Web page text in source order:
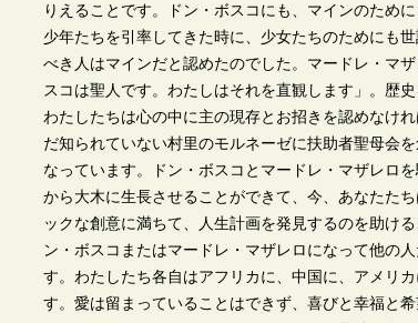
りえることです。ドン・ボスコにも、マインのため
少年たちを引率してきた時に、少女たちのためにも
べき人はマインだと認めたのでした。マードレ・マ
スコは聖人です。わたしはそれを直観します」。歴
わたしたちは心の中に主の現存とお招きを認めなけ
だ知られていない村里のモルネーゼに扶助者聖母会
なっています。ドン・ボスコとマードレ・マザレロ
から大木に生長させることができて、今、あなたた
ックな創意に満ちて、人生計画を発見するのを助け
ン・ボスコまたはマードレ・マザレロになって他の
す。わたしたち各自はアフリカに、中国に、アメリ
す。愛は留まっていることはできず、喜びと幸福と